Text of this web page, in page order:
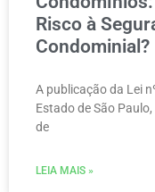
Risco à
Condominial?
A publicação da Lei
Estado de São
de
LEIA MAIS »